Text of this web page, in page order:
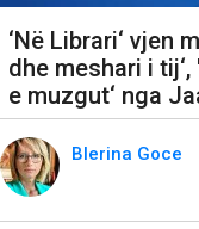
‘Në Librari‘ vjen
dhe meshari i
e muzgut‘ nga
Blerina Goce